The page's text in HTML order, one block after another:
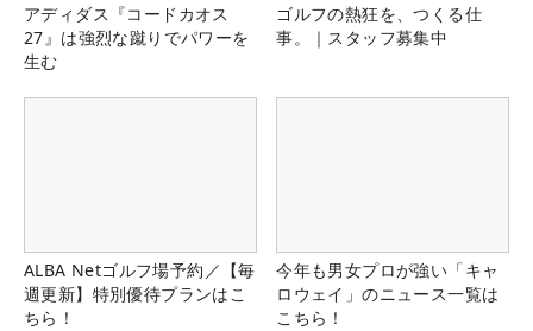
アディダス『コードカオス
27』は強烈な蹴りでパワーを
生む
ゴルフの熱狂を、つくる仕
事。｜スタッフ募集中
ALBA Netゴルフ場予約／【毎
週更新】特別優待プランはこ
ちら！
今年も男女プロが強い「キャ
ロウェイ」のニュース一覧は
こちら！